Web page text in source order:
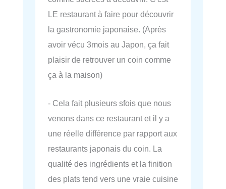
LE restaurant à faire pour découvrir
la gastronomie japonaise. (Après
avoir vécu 3mois au Japon, ça fait
plaisir de retrouver un coin comme
ça à la maison)
- Cela fait plusieurs sfois que nous
venons dans ce restaurant et il y a
une réelle différence par rapport aux
restaurants japonais du coin. La
qualité des ingrédients et la finition
des plats tend vers une vraie cuisine